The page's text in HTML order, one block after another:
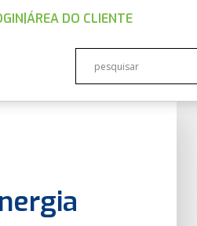
|ÁREA DO CLIENTE